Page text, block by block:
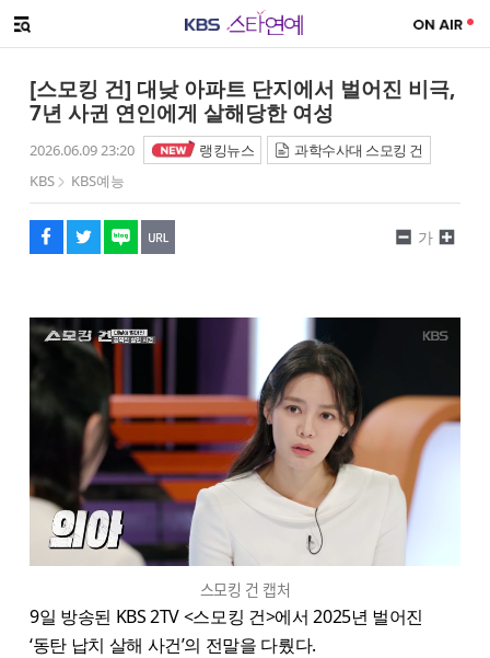
메뉴 열기
[스모킹 건] 대낮 아파트 단지에서 벌어진 비극,
7년 사귄 연인에게 살해당한 여성
2026.06.09 23:20 랭킹뉴스
과학수사대 스모킹 건
KBS
KBS예능
페이스북
트위터
네이버
URL복사
글씨 작게보기
가
글씨 크게보기
스모킹 건 캡처
9일 방송된 KBS 2TV <스모킹 건>에서 2025년 벌어진
‘동탄 납치 살해 사건’의 전말을 다뤘다.